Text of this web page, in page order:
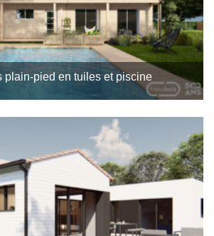
plain-pied en tuiles et piscine
en bord de mer. Cet avant-projet est
Trecobois, constructeur de…